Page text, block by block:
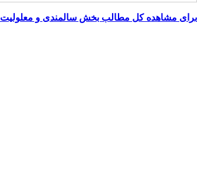
برای مشاهده کل مطالب بخش سالمندی و معلولیت